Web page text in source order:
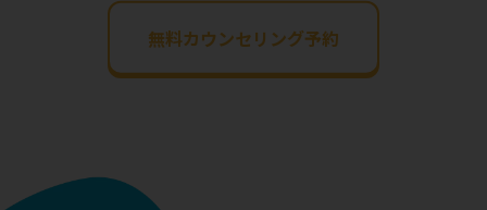
無料カウンセリング予約